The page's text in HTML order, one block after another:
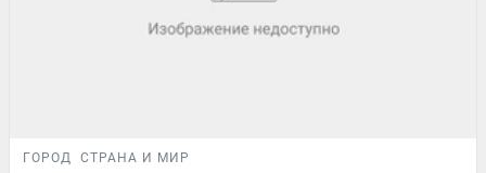
ГОРОД СТРАНА И МИР